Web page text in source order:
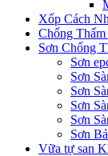
Xốp Cách
Chống
Sơn Chống
Sơn
Sơn
Sơn
Sơn
Sơn
Sơn
Vữa tự san